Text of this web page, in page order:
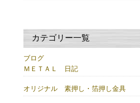
カテゴリー一覧
ブログ
ＭＥＴＡＬ 日記
オリジナル 素押し・箔押し金具